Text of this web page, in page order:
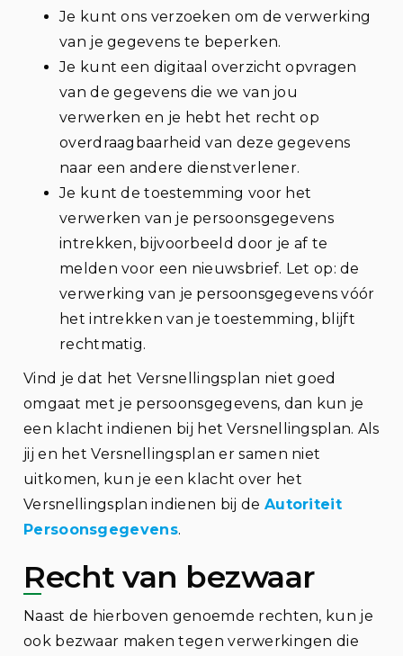
Je kunt ons verzoeken om de verwerking
van je gegevens te beperken.
Je kunt een digitaal overzicht opvragen
van de gegevens die we van jou
verwerken en je hebt het recht op
overdraagbaarheid van deze gegevens
naar een andere dienstverlener.
Je kunt de toestemming voor het
verwerken van je persoonsgegevens
intrekken, bijvoorbeeld door je af te
melden voor een nieuwsbrief. Let op: de
verwerking van je persoonsgegevens vóór
het intrekken van je toestemming, blijft
rechtmatig.
Vind je dat het Versnellingsplan niet goed
omgaat met je persoonsgegevens, dan kun je
een klacht indienen bij het Versnellingsplan. Als
jij en het Versnellingsplan er samen niet
uitkomen, kun je een klacht over het
Versnellingsplan indienen bij de Autoriteit
Persoonsgegevens.
Recht van bezwaar
Naast de hierboven genoemde rechten, kun je
ook bezwaar maken tegen verwerkingen die